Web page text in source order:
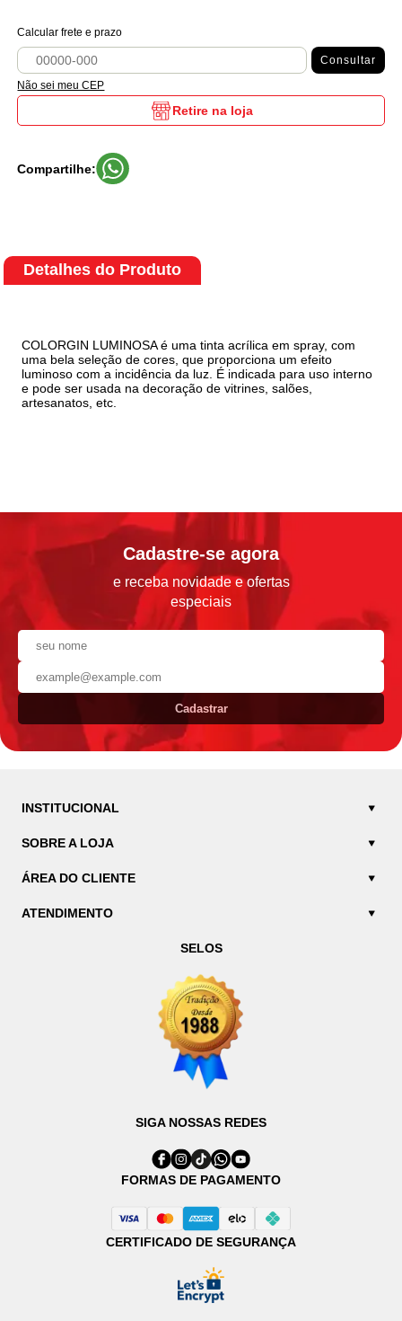
Calcular frete e prazo
Consultar
Não sei meu CEP
Retire na loja
Compartilhe:
Detalhes do Produto
COLORGIN LUMINOSA é uma tinta acrílica em spray, com
uma bela seleção de cores, que proporciona um efeito
luminoso com a incidência da luz. É indicada para uso interno
e pode ser usada na decoração de vitrines, salões,
artesanatos, etc.
Cadastre-se agora
e receba novidade e ofertas
especiais
Cadastrar
INSTITUCIONAL
SOBRE A LOJA
ÁREA DO CLIENTE
ATENDIMENTO
SELOS
SIGA NOSSAS REDES
FORMAS DE PAGAMENTO
CERTIFICADO DE SEGURANÇA